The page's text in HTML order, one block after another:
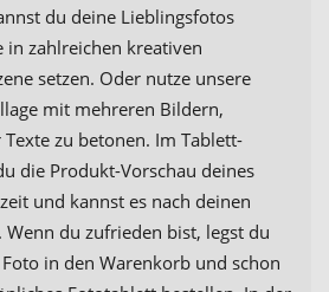
du deine Lieblingsfotos
in zahlreichen kreativen
setzen. Oder nutze unsere
mit mehreren Bildern,
zu betonen. Im Tablett-
die Produkt-Vorschau deines
und kannst es nach deinen
Wenn du zufrieden bist, legst du
in den Warenkorb und schon